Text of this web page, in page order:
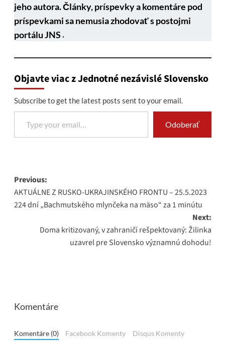
jeho autora. Články, príspevky a komentáre pod
príspevkami sa nemusia zhodovať s postojmi
portálu JNS.
Objavte viac z Jednotné nezávislé Slovensko
Subscribe to get the latest posts sent to your email.
Type your email…
Odoberať
Post
navigation
Previous:
AKTUÁLNE Z RUSKO-UKRAJINSKÉHO FRONTU – 25.5.2023
224 dní „Bachmutského mlynčeka na mäso“ za 1 minútu
Next:
Doma kritizovaný, v zahraničí rešpektovaný: Žilinka
uzavrel pre Slovensko významnú dohodu!
Komentáre
Komentáre (0) Facebook Komenty Disqus Komenty